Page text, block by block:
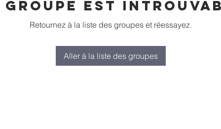
groupe est
Retournez à la liste des groupes et réessayez.
Aller à la liste des groupes